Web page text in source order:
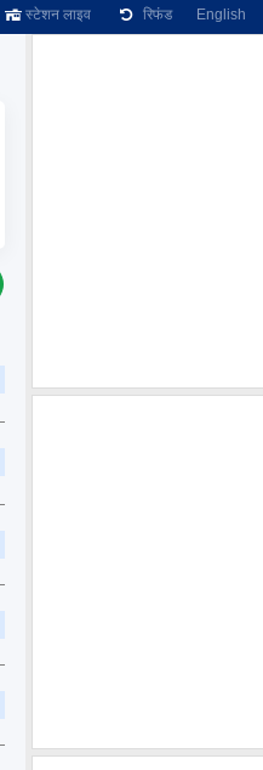
स्टेशन लाइव रिफंड English